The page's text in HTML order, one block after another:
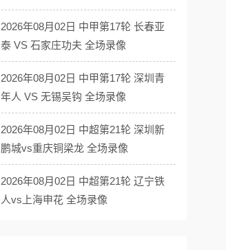
2026年08月02日 中甲第17轮 长春亚
泰 VS 石家庄功夫 全场录像
2026年08月02日 中甲第17轮 深圳青
年人 VS 无锡吴钩 全场录像
2026年08月02日 中超第21轮 深圳新
鹏城vs重庆铜梁龙 全场录像
2026年08月02日 中超第21轮 辽宁铁
人vs上海申花 全场录像